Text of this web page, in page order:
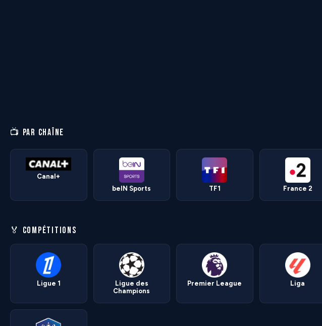
📺 PAR CHAÎNE
Canal+
beIN Sports
TF1 France 2
🏅 COMPÉTITIONS
Ligue 1
Ligue des
Champions
Premier League Liga